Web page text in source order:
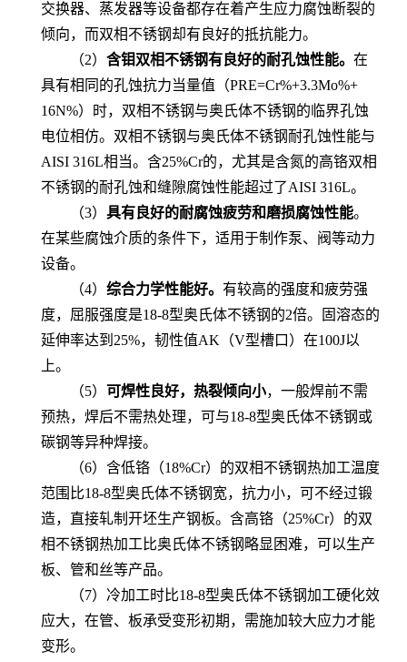
交换器、蒸发器等设备都存在着产生应力腐蚀断裂的
倾向，而双相不锈钢却有良好的抵抗能力。
（2） 含钼双相不锈钢有良好的耐孔蚀性能。 在
具有相同的孔蚀抗力当量值（PRE=Cr%+3.3Mo%+
16N%）时，双相不锈钢与奥氏体不锈钢的临界孔蚀
电位相仿。双相不锈钢与奥氏体不锈钢耐孔蚀性能与
AISI 316L相当。含25%Cr的，尤其是含氮的高铬双相
不锈钢的耐孔蚀和缝隙腐蚀性能超过了AISI 316L。
（3） 具有良好的耐腐蚀疲劳和磨损腐蚀性能。
在某些腐蚀介质的条件下，适用于制作泵、阀等动力
设备。
（4） 综合力学性能好。 有较高的强度和疲劳强
度，屈服强度是18-8型奥氏体不锈钢的2倍。固溶态的
延伸率达到25%，韧性值AK（V型槽口）在100J以
上。
（5） 可焊性良好，热裂倾向小，一般焊前不需
预热，焊后不需热处理，可与18-8型奥氏体不锈钢或
碳钢等异种焊接。
（6）含低铬（18%Cr）的双相不锈钢热加工温度
范围比18-8型奥氏体不锈钢宽，抗力小，可不经过锻
造，直接轧制开坯生产钢板。含高铬（25%Cr）的双
相不锈钢热加工比奥氏体不锈钢略显困难，可以生产
板、管和丝等产品。
（7）冷加工时比18-8型奥氏体不锈钢加工硬化效
应大，在管、板承受变形初期，需施加较大应力才能
变形。